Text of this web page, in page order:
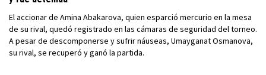
El accionar de Amina Abakarova, quien esparció mercurio en la mesa
de su rival, quedó registrado en las cámaras de seguridad del torneo.
A pesar de descomponerse y sufrir náuseas, Umayganat Osmanova,
su rival, se recuperó y ganó la partida.